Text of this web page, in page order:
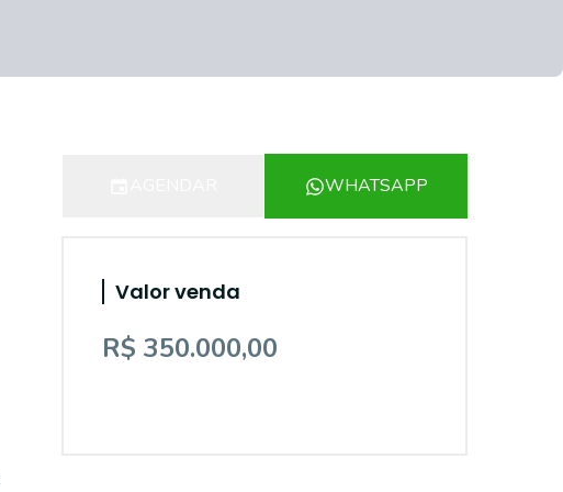
WHATSAPP
Valor venda
R$ 350.000,00